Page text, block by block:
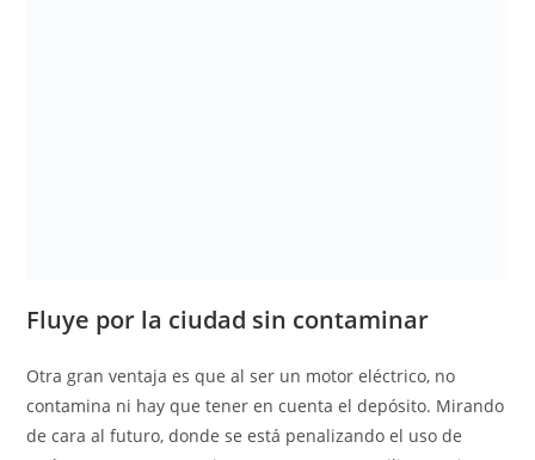
Fluye por la ciudad sin contaminar
Otra gran ventaja es que al ser un motor eléctrico, no
contamina ni hay que tener en cuenta el depósito. Mirando
de cara al futuro, donde se está penalizando el uso de